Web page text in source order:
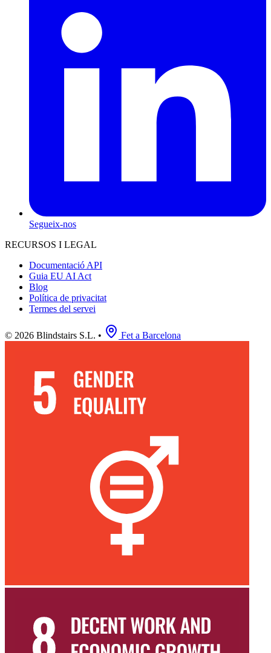
Segueix-nos
RECURSOS I LEGAL
Documentació API
Guia EU AI Act
Blog
Política de privacitat
Termes del servei
© 2026 Blindstairs S.L. • Fet a Barcelona